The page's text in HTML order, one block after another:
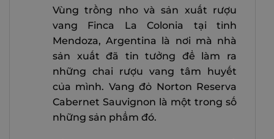
Vùng trồng nho và sản xuất rượu
vang Finca La Colonia tại tỉnh
Mendoza, Argentina là nơi mà nhà
sản xuất đã tin tưởng để làm ra
những chai rượu vang tâm huyết
của mình. Vang đỏ Norton Reserva
Cabernet Sauvignon là một trong số
những sản phẩm đó.